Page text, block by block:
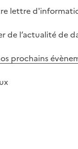
lettre
de l’actualité de
prochains